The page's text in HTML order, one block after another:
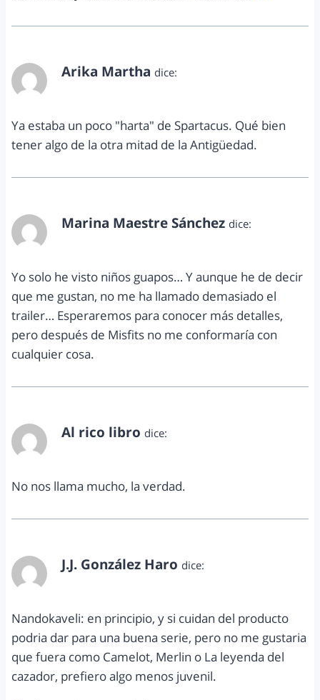
Arika Martha dice:
Ya estaba un poco "harta" de Spartacus. Qué bien
tener algo de la otra mitad de la Antigüedad.
Marina Maestre Sánchez dice:
Yo solo he visto niños guapos… Y aunque he de decir
que me gustan, no me ha llamado demasiado el
trailer… Esperaremos para conocer más detalles,
pero después de Misfits no me conformaría con
cualquier cosa.
Al rico libro dice:
No nos llama mucho, la verdad.
J.J. González Haro dice:
Nandokaveli: en principio, y si cuidan del producto
podria dar para una buena serie, pero no me gustaria
que fuera como Camelot, Merlin o La leyenda del
cazador, prefiero algo menos juvenil.